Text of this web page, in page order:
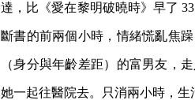
達，比《愛在黎明破曉時》早了
斷書的前兩個小時，情緒慌亂焦
（身分與年齡差距）的富男友，
她一起往醫院去。只消兩小時，生